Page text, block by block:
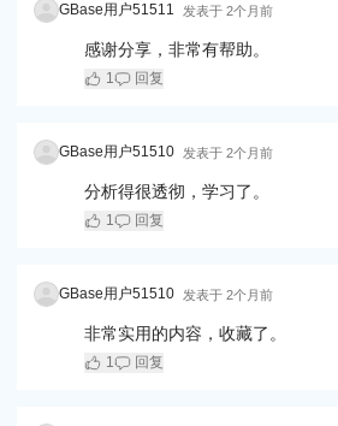
GBase用户51511 发表于 2个月前
感谢分享，非常有帮助。
1 回复
GBase用户51510 发表于 2个月前
分析得很透彻，学习了。
1 回复
GBase用户51510 发表于 2个月前
非常实用的内容，收藏了。
1 回复